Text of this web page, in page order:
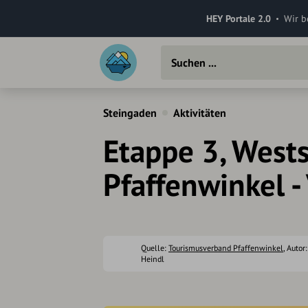
HEY Portale 2.0 Wir
Steingaden Aktivitäten
Etappe 3,
Pfaffenwinkel
Quelle: Tourismusverband Pfaffenwinkel,
Heindl